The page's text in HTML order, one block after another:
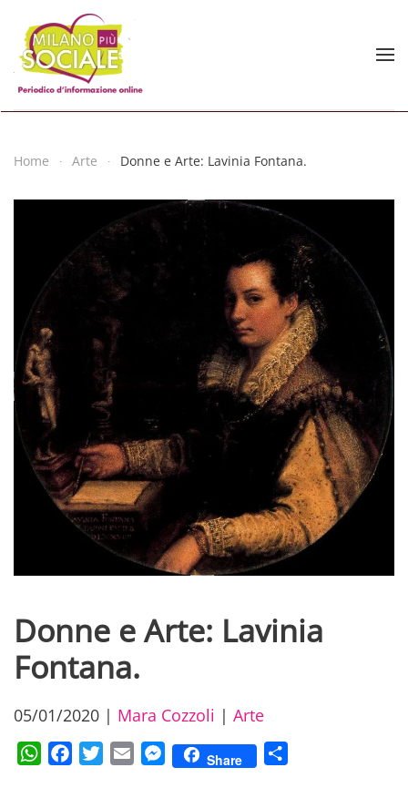
Skip to main content
Home Arte Donne e Arte: Lavinia Fontana.
Donne e Arte: Lavinia
Fontana.
05/01/2020 | Mara Cozzoli | Arte
WhatsAppFacebookTwitterEmail Messenger
Share